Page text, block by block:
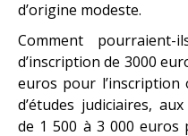
d’origine modeste.
Comment
d’inscription de 3000
euros pour
d’études judiciaires,
de 1 500 à 3 000 euros